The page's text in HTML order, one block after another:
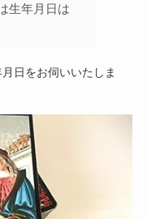
生年月日は
日をお伺いいたしま